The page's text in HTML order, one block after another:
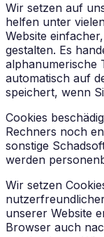
Wir setzen auf
helfen unter
Website
gestalten. Es
alphanumerische
automatisch auf
speichert, wenn
Cookies
Rechners noch
sonstige
werden
Wir setzen
unserer Website
Browser auch